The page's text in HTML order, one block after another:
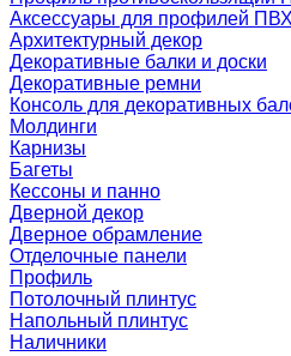
Аксессуары для профилей ПВХ
Архитектурный декор
Декоративные балки и доски
Декоративные ремни
Консоль для декоративных
Молдинги
Карнизы
Багеты
Кессоны и панно
Дверной декор
Дверное обрамление
Отделочные панели
Профиль
Потолочный плинтус
Напольный плинтус
Наличники